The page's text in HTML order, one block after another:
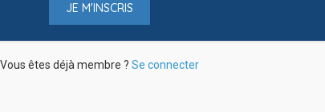
JE M'INSCRIS
Vous êtes déjà membre ? Se connecter